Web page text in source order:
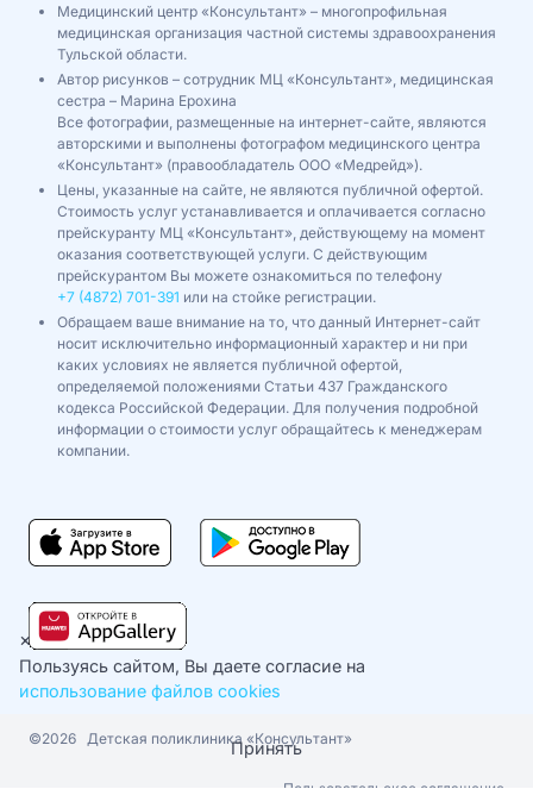
Медицинский центр «Консультант» – многопрофильная
медицинская организация частной системы здравоохранения
Тульской области.
Автор рисунков – сотрудник МЦ «Консультант», медицинская
сестра – Марина Ерохина
Все фотографии, размещенные на интернет-сайте, являются
авторскими и выполнены фотографом медицинского центра
«Консультант» (правообладатель ООО «Медрейд»).
Цены, указанные на сайте, не являются публичной офертой.
Стоимость услуг устанавливается и оплачивается согласно
прейскуранту МЦ «Консультант», действующему на момент
оказания соответствующей услуги. С действующим
прейскурантом Вы можете ознакомиться по телефону
+7 (4872) 701-391 или на стойке регистрации.
Обращаем ваше внимание на то, что данный Интернет-сайт
носит исключительно информационный характер и ни при
каких условиях не является публичной офертой,
определяемой положениями Статьи 437 Гражданского
кодекса Российской Федерации. Для получения подробной
информации о стоимости услуг обращайтесь к менеджерам
компании.
©2026 Детская поликлиника «Консультант»
×
Пользуясь сайтом, Вы даете согласие на
использование файлов cookies
Принять